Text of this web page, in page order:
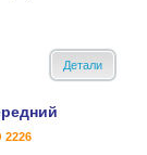
Детали
2226